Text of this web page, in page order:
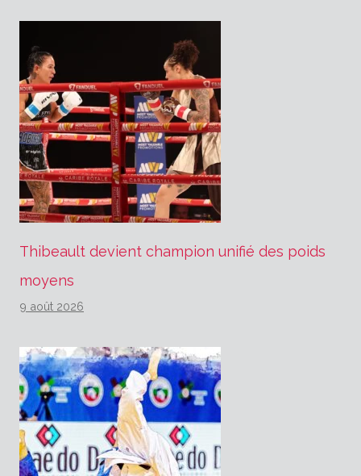
Thibeault devient champion unifié des poids
moyens
9 août 2026